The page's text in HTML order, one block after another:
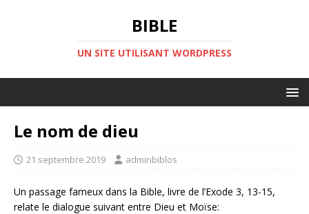
BIBLE
UN SITE UTILISANT WORDPRESS
Le nom de dieu
21 septembre 2019 adminbiblos
Un passage fameux dans la Bible, livre de l’Exode 3, 13-15,
relate le dialogue suivant entre Dieu et Moïse: